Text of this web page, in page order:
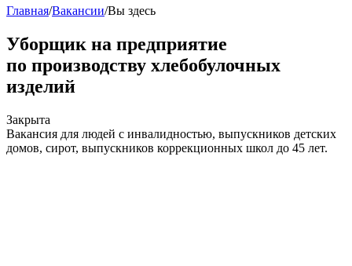
Главная/Вакансии/Вы здесь
Уборщик на предприятие
по производству хлебобулочных
изделий
Закрыта
Вакансия для людей с инвалидностью, выпускников детских
домов, сирот, выпускников коррекционных школ до 45 лет.